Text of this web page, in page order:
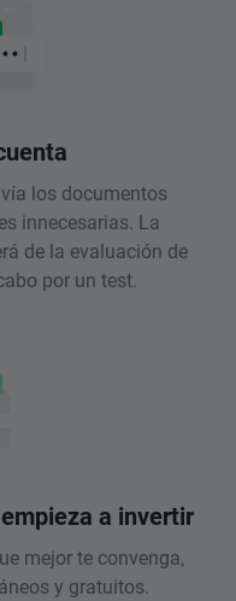
los documentos
innecesarias. La
de la evaluación de
por un test.
a invertir
mejor te convenga,
y gratuitos.